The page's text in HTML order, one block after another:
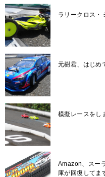
ラリークロス・
元樹君、はじめ
模擬レースをし
Amazon、スー
庫が回復してま